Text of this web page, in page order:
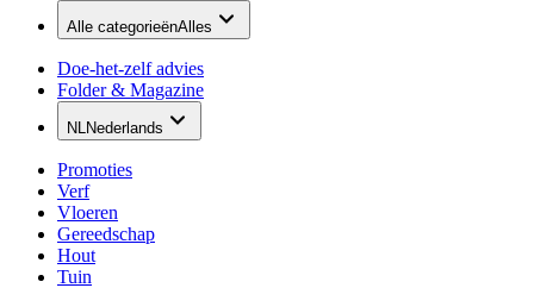
Alle categorieënAlles
Doe-het-zelf advies
Folder & Magazine
NLNederlands
Promoties
Verf
Vloeren
Gereedschap
Hout
Tuin